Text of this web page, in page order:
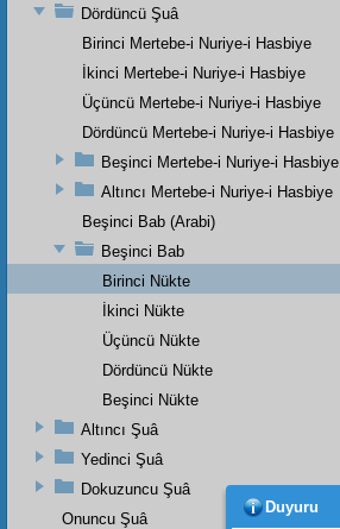
Dördüncü Şuâ
Birinci Mertebe-i Nuriye-i Hasbiye
İkinci Mertebe-i Nuriye-i Hasbiye
Üçüncü Mertebe-i Nuriye-i Hasbiye
Dördüncü Mertebe-i Nuriye-i Hasbiye
Beşinci Mertebe-i Nuriye-i Hasbiye
Altıncı Mertebe-i Nuriye-i Hasbiye
Beşinci Bab (Arabi)
Beşinci Bab
Birinci Nükte
İkinci Nükte
Üçüncü Nükte
Dördüncü Nükte
Beşinci Nükte
Altıncı Şuâ
Yedinci Şuâ
Dokuzuncu Şuâ
Onuncu Şuâ
Duyuru